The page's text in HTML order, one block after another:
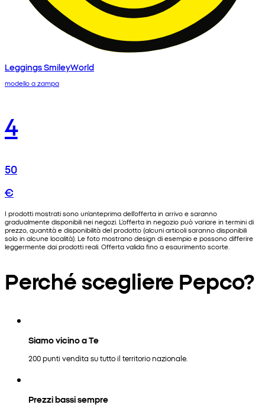
Leggings SmileyWorld
modello a zampa
4
50
€
I prodotti mostrati sono un'anteprima dell'offerta in arrivo e saranno
gradualmente disponibili nei negozi. L'offerta in negozio può variare in termini di
prezzo, quantità e disponibilità del prodotto (alcuni articoli saranno disponibili
solo in alcune località). Le foto mostrano design di esempio e possono differire
leggermente dai prodotti reali. Offerta valida fino a esaurimento scorte.
Perché scegliere Pepco?
Siamo vicino a Te
200 punti vendita su tutto il territorio nazionale.
Prezzi bassi sempre